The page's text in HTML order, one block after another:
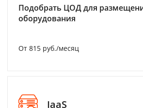
Подобрать ЦОД для
оборудования
От 815 руб./месяц
IaaS